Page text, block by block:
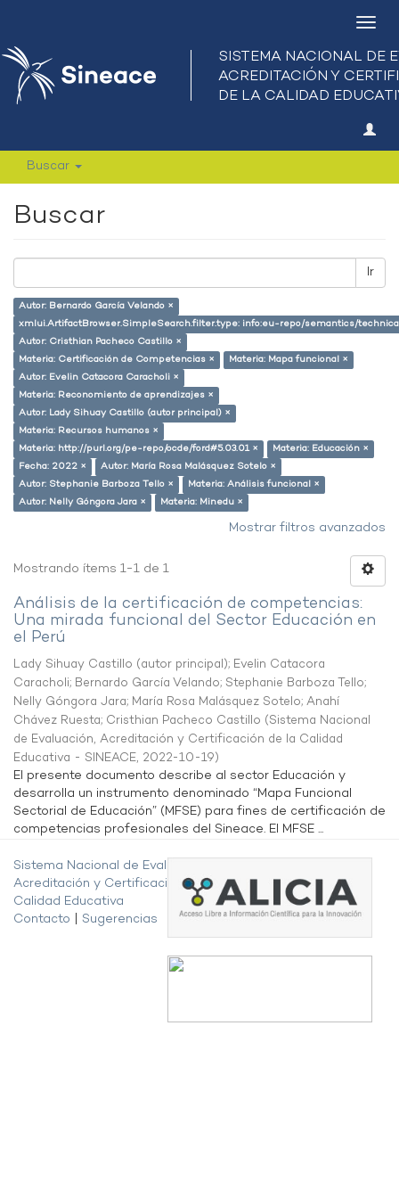
Buscar
Buscar
Ir
Autor: Bernardo García Velando ×
xmlui.ArtifactBrowser.SimpleSearch.filter.type: info:eu-repo/semantics/
Autor: Cristhian Pacheco Castillo ×
Materia: Certificación de Competencias ×
Materia: Mapa funcional ×
Autor: Evelin Catacora Caracholi ×
Materia: Reconomiento de aprendizajes ×
Autor: Lady Sihuay Castillo (autor principal) ×
Materia: Recursos humanos ×
Materia: http://purl.org/pe-repo/ocde/ford#5.03.01 ×
Materia: Educación ×
Fecha: 2022 ×
Autor: María Rosa Malásquez Sotelo ×
Autor: Stephanie Barboza Tello ×
Materia: Análisis funcional ×
Autor: Nelly Góngora Jara ×
Materia: Minedu ×
Mostrar filtros avanzados
Mostrando ítems 1-1 de 1
Análisis de la certificación de competencias:
Una mirada funcional del Sector Educación en
el Perú
Lady Sihuay Castillo (autor principal); Evelin Catacora
Caracholi; Bernardo García Velando; Stephanie Barboza Tello;
Nelly Góngora Jara; María Rosa Malásquez Sotelo; Anahí
Chávez Ruesta; Cristhian Pacheco Castillo (Sistema Nacional
de Evaluación, Acreditación y Certificación de la Calidad
Educativa - SINEACE, 2022-10-19)
El presente documento describe al sector Educación y
desarrolla un instrumento denominado “Mapa Funcional
Sectorial de Educación” (MFSE) para fines de certificación de
competencias profesionales del Sineace. El MFSE ...
Sistema Nacional de Evaluación,
Acreditación y Certificación de la
Calidad Educativa
Contacto
Sugerencias